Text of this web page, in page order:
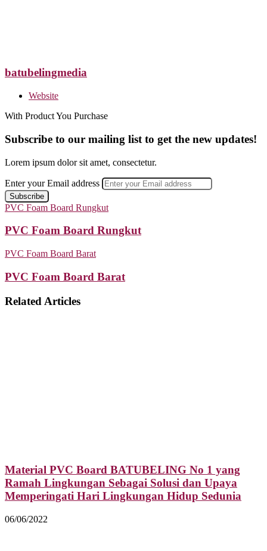
batubelingmedia
Website
With Product You Purchase
Subscribe to our mailing list to get the new updates!
Lorem ipsum dolor sit amet, consectetur.
Enter your Email address
PVC Foam Board Rungkut
PVC Foam Board Rungkut
PVC Foam Board Barat
PVC Foam Board Barat
Related Articles
Material PVC Board BATUBELING No 1 yang
Ramah Lingkungan Sebagai Solusi dan Upaya
Memperingati Hari Lingkungan Hidup Sedunia
06/06/2022